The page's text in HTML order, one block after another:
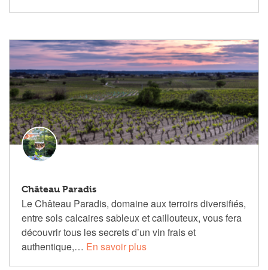
Château Paradis
Le Château Paradis, domaine aux terroirs diversifiés,
entre sols calcaires sableux et caillouteux, vous fera
découvrir tous les secrets d’un vin frais et
authentique,… En savoir plus